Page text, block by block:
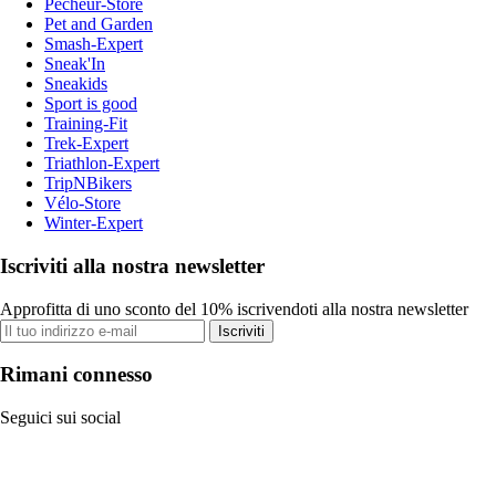
Pecheur-Store
Pet and Garden
Smash-Expert
Sneak'In
Sneakids
Sport is good
Training-Fit
Trek-Expert
Triathlon-Expert
TripNBikers
Vélo-Store
Winter-Expert
Iscriviti alla nostra newsletter
Approfitta di uno sconto del 10% iscrivendoti alla nostra newsletter
Iscriviti
Rimani connesso
Seguici sui social